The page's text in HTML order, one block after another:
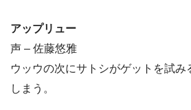
アップリュー
声 – 佐藤悠雅
ウッウの次にサトシがゲットを試み
しまう。